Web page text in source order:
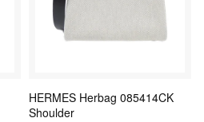
HERMES Herbag 085414CK
Shoulder